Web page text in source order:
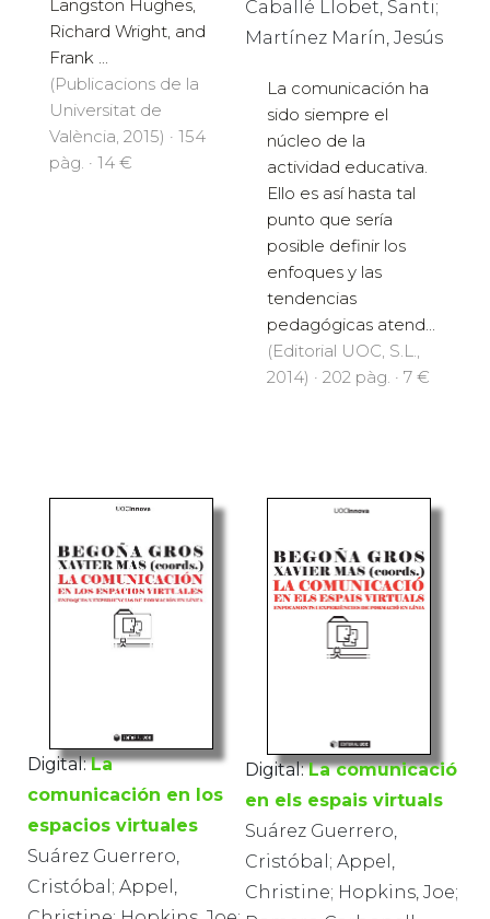
Langston Hughes,
Richard Wright, and
Frank ...
(Publicacions de la
Universitat de
València, 2015) · 154
pàg. · 14 €
Caballé Llobet, Santi;
Martínez Marín, Jesús
La comunicación ha
sido siempre el
núcleo de la
actividad educativa.
Ello es así hasta tal
punto que sería
posible definir los
enfoques y las
tendencias
pedagógicas atend...
(Editorial UOC, S.L.,
2014) · 202 pàg. · 7 €
Digital: La
comunicación en los
espacios virtuales
Suárez Guerrero,
Cristóbal; Appel,
Digital: La comunicació
en els espais virtuals
Suárez Guerrero,
Cristóbal; Appel,
Christine; Hopkins, Joe;